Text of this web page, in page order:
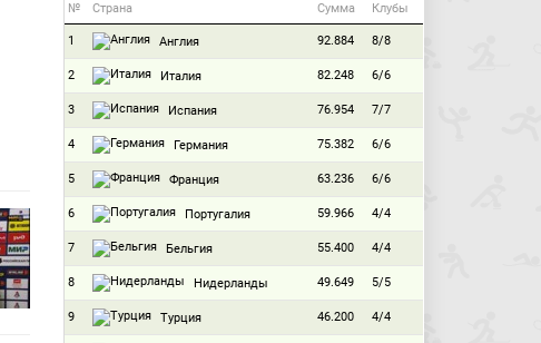
№ Страна Сумма Клубы
1 Англия 92.884 8/8
2 Италия 82.248 6/6
3 Испания 76.954 7/7
4 Германия 75.382 6/6
5 Франция 63.236 6/6
6 Португалия 59.966 4/4
7 Бельгия 55.400 4/4
8 Нидерланды 49.649 5/5
9 Турция 46.200 4/4